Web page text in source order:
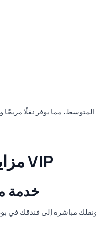
🚐 مزايا خدمة النقل VIP
خدمة